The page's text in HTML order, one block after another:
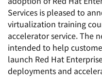
Services is pleased to
virtualization training
accelerator service. The
intended to help
launch Red Hat
deployments and